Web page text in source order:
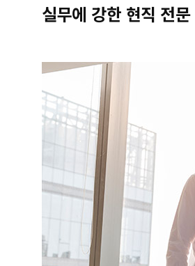
실무에 강한 현직 전